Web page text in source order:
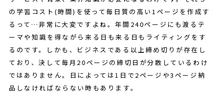
の学習コスト(時間)を使って毎日質の高い1ページを作成す
るって…非常に大変ですよね。年間240ページにも渡るテ
ーマや知識を得ながら来る日も来る日もライティングをす
るのです。しかも、ビジネスである以上締め切りが存在し
ており、決して毎月20ページの締切日が分散しているわけ
ではありません。日によっては1日で2ページや3ページ納
品しなければならない時もあります。